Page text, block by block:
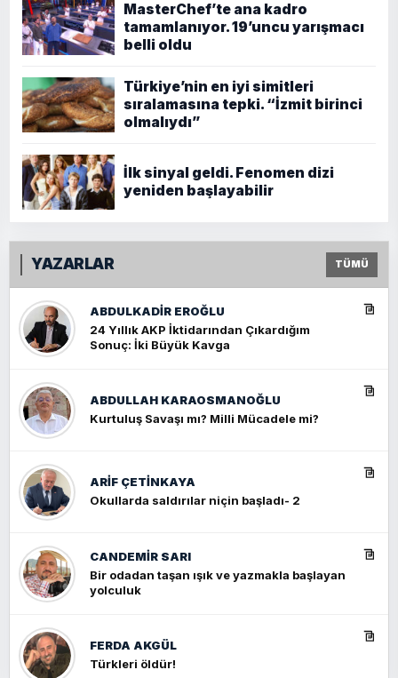
MasterChef’te ana kadro
tamamlanıyor. 19’uncu yarışmacı
belli oldu
Türkiye’nin en iyi simitleri
sıralamasına tepki. “İzmit birinci
olmalıydı”
İlk sinyal geldi. Fenomen dizi
yeniden başlayabilir
YAZARLAR TÜMÜ
ABDULKADIR EROĞLU
24 Yıllık AKP İktidarından Çıkardığım
Sonuç: İki Büyük Kavga
ABDULLAH KARAOSMANOĞLU
Kurtuluş Savaşı mı? Milli Mücadele mi?
ARIF ÇETİNKAYA
Okullarda saldırılar niçin başladı- 2
CANDEMIR SARI
Bir odadan taşan ışık ve yazmakla başlayan
yolculuk
FERDA AKGÜL
Türkleri öldür!